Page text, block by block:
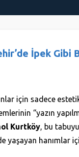
İpek
için sadece
“yazın
Kurtköy, bu
yaşayan hanımlar